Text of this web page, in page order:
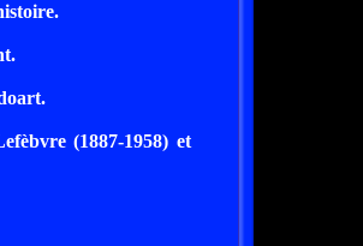
(1887-1958) et